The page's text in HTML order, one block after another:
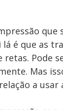
que
é que as
Pode
Mas
a usar